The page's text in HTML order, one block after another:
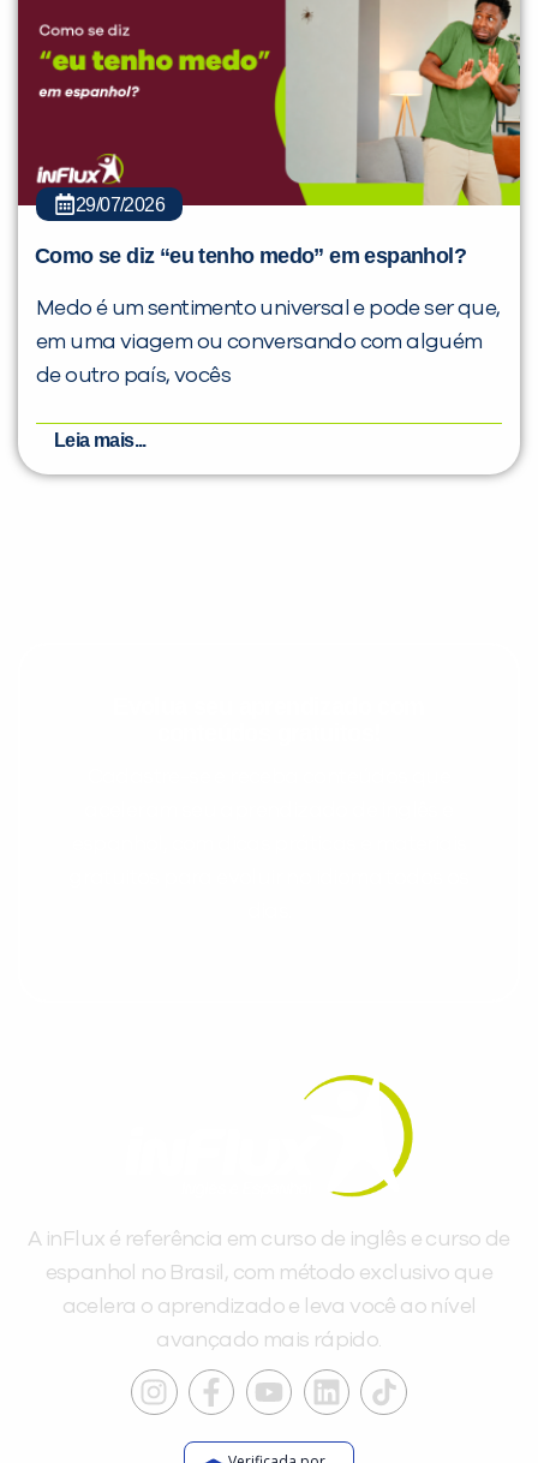
29/07/2026
Como se diz “eu tenho medo” em espanhol?
Medo é um sentimento universal e pode ser que,
em uma viagem ou conversando com alguém
de outro país, vocês
Leia mais...
A inFlux é referência em curso de inglês e curso de
espanhol no Brasil, com método exclusivo que
acelera o aprendizado e leva você ao nível
avançado mais rápido.